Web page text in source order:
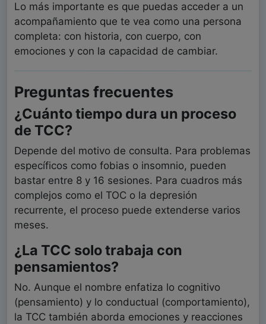
Lo más importante es que puedas acceder a un
acompañamiento que te vea como una persona
completa: con historia, con cuerpo, con
emociones y con la capacidad de cambiar.
Preguntas frecuentes
¿Cuánto tiempo dura un proceso
de TCC?
Depende del motivo de consulta. Para problemas
específicos como fobias o insomnio, pueden
bastar entre 8 y 16 sesiones. Para cuadros más
complejos como el TOC o la depresión
recurrente, el proceso puede extenderse varios
meses.
¿La TCC solo trabaja con
pensamientos?
No. Aunque el nombre enfatiza lo cognitivo
(pensamiento) y lo conductual (comportamiento),
la TCC también aborda emociones y reacciones